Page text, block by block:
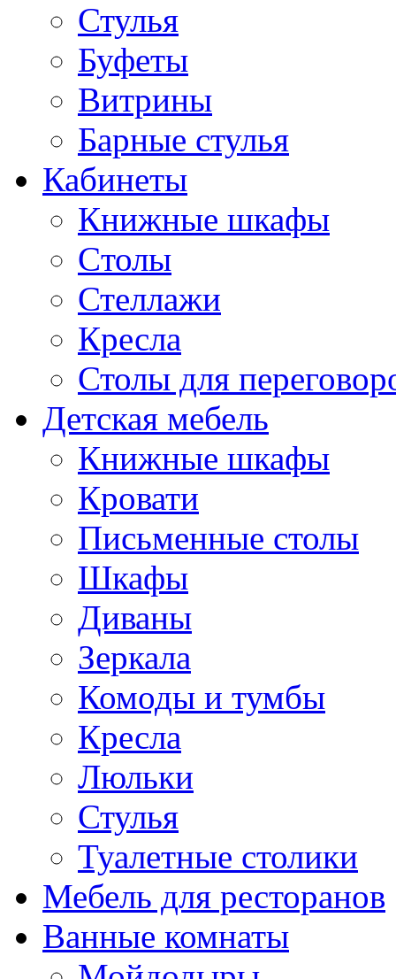
Стулья
Буфеты
Витрины
Барные стулья
Кабинеты
Книжные шкафы
Cтолы
Стеллажи
Кресла
Столы для
Детская мебель
Книжные шкафы
Кровати
Письменные столы
Шкафы
Диваны
Зеркала
Комоды и тумбы
Кресла
Люльки
Стулья
Туалетные столики
Мебель для ресторанов
Ванные комнаты